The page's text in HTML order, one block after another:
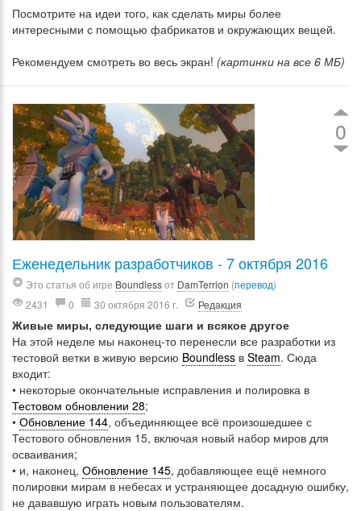
Посмотрите на идеи того, как сделать миры более
интересными с помощью фабрикатов и окружающих вещей.
Рекомендуем смотреть во весь экран! (картинки на все 6 МБ)
0
Еженедельник разработчиков - 7 октября 2016
Это статья об игре Boundlessот DamTerrion (перевод)
2431
0 30 октября 2016 г. Редакция
Живые миры, следующие шаги и всякое другое
На этой неделе мы наконец-то перенесли все разработки из
тестовой ветки в живую версию Boundless в Steam. Сюда
входит:
• некоторые окончательные исправления и полировка в
Тестовом обновлении 28;
• Обновление 144, объединяющее всё произошедшее с
Тестового обновления 15, включая новый набор миров для
осваивания;
• и, наконец, Обновление 145, добавляющее ещё немного
полировки мирам в небесах и устраняющее досадную ошибку,
не дававшую играть новым пользователям.